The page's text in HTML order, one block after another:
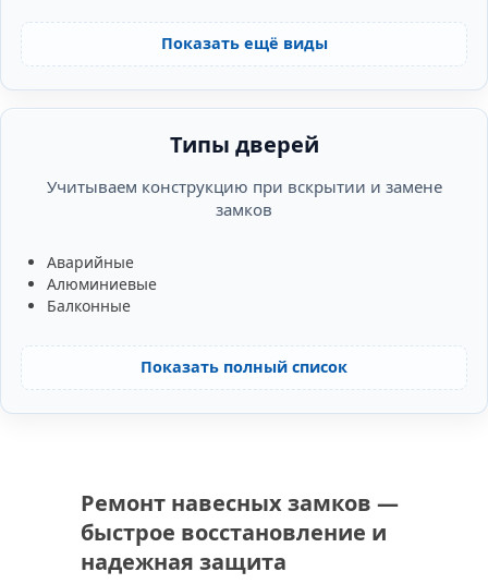
Показать ещё виды
Типы дверей
Учитываем конструкцию при вскрытии и замене
замков
Аварийные
Алюминиевые
Балконные
Показать полный список
Ремонт навесных замков —
быстрое восстановление и
надежная защита